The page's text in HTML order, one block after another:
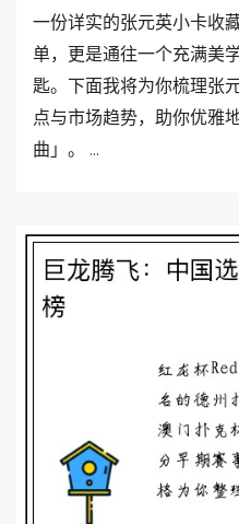
一份详实的张元英小卡收
单，更是通往一个充满美
匙。下面我将为你梳理张
点与市场趋势，助你优雅
曲」。 ...